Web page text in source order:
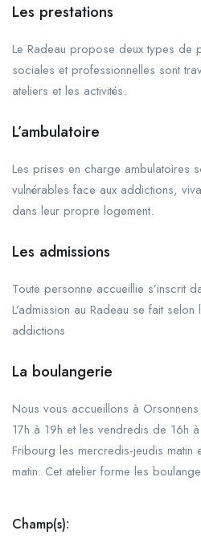
Les prestations
Le Radeau propose deux types de
sociales et professionnelles sont
ateliers et les activités.
L’ambulatoire
Les prises en charge ambulatoires
vulnérables face aux addictions,
dans leur propre logement.
Les admissions
Toute personne accueillie s’inscrit
L’admission au Radeau se fait
addictions
La boulangerie
Nous vous accueillons à
17h à 19h et les vendredis de 16h
Fribourg les mercredis-jeudis matin
matin. Cet atelier forme les
Champ(s):